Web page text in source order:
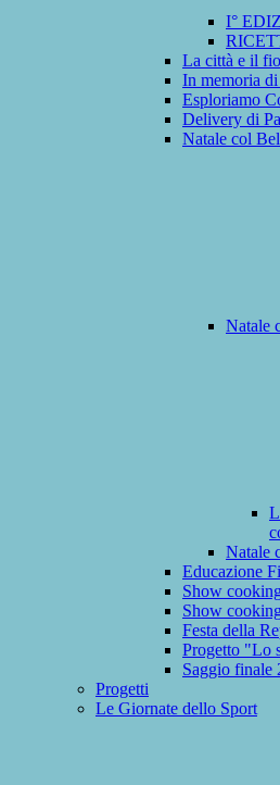
I°
La città e il
In memoria
Esploriamo
Delivery di
Natale col
Natale
Natale
Educazione
Show
Show
Festa della
Progetto "Lo
Saggio finale
Progetti
Le Giornate dello Sport